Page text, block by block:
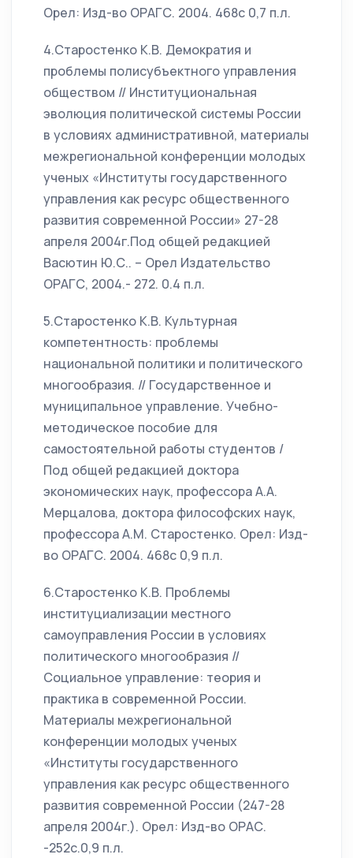
Орел: Изд-во ОРАГС. 2004. 468с 0,7 п.л.
4.Старостенко К.В. Демократия и
проблемы полисубъектного управления
обществом // Институциональная
эволюция политической системы России
в условиях административной, материалы
межрегиональной конференции молодых
ученых «Институты государственного
управления как ресурс общественного
развития современной России» 27-28
апреля 2004г.Под общей редакцией
Васютин Ю.С.. – Орел Издательство
ОРАГС, 2004.- 272. 0.4 п.л.
5.Старостенко К.В. Культурная
компетентность: проблемы
национальной политики и политического
многообразия. // Государственное и
муниципальное управление. Учебно-
методическое пособие для
самостоятельной работы студентов /
Под общей редакцией доктора
экономических наук, профессора А.А.
Мерцалова, доктора философских наук,
профессора А.М. Старостенко. Орел: Изд-
во ОРАГС. 2004. 468с 0,9 п.л.
6.Старостенко К.В. Проблемы
институциализации местного
самоуправления России в условиях
политического многообразия //
Социальное управление: теория и
практика в современной России.
Материалы межрегиональной
конференции молодых ученых
«Институты государственного
управления как ресурс общественного
развития современной России (247-28
апреля 2004г.). Орел: Изд-во ОРАС.
-252с.0,9 п.л.